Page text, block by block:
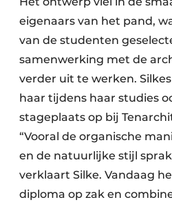
eigenaars van het pand,
van de studenten
samenwerking met de
verder uit te werken.
haar tijdens haar studies
stageplaats op bij
“Vooral de organische
en de natuurlijke stijl
verklaart Silke. Vandaag
diploma op zak en